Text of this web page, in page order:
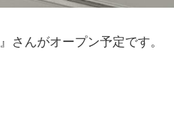
』さんがオープン予定です。